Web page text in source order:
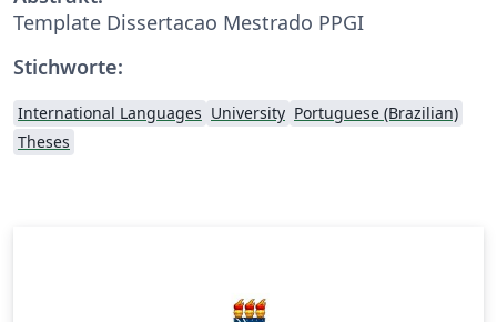
Template Dissertacao Mestrado PPGI
Stichworte:
International Languages University Portuguese (Brazilian)
Theses